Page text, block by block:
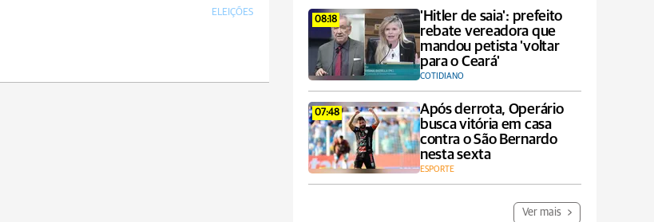
ELEIÇÕES
08:18
'Hitler de saia': prefeito
rebate vereadora que
mandou petista 'voltar
para o Ceará'
COTIDIANO
07:48
Após derrota, Operário
busca vitória em casa
contra o São Bernardo
nesta sexta
ESPORTE
Ver mais